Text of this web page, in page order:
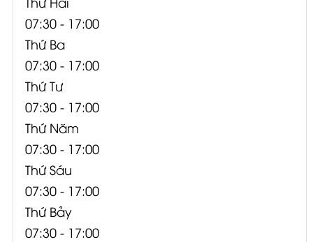
07:30 - 17:00
Thứ Ba
07:30 - 17:00
Thứ Tư
07:30 - 17:00
Thứ Năm
07:30 - 17:00
Thứ Sáu
07:30 - 17:00
Thứ Bảy
07:30 - 17:00